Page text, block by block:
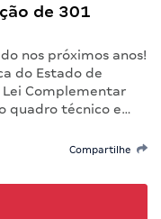
de 301
nos próximos anos!
do Estado de
Complementar
quadro técnico e…
Compartilhe